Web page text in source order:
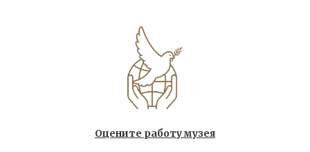
Оцените работу музея